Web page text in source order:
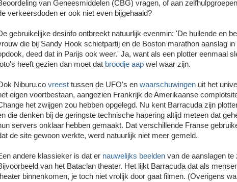
van Geneesmiddelen (CBG) vragen, of aan
verkeersdoden er ook niet even bijgehaald?
gebruikelijke desinfo ontbreekt natuurlijk evenmin: 'De huilende en
die bij Sandy Hook schietpartij en de Boston marathon aanslag in
deed dat in Parijs ook weer.' Ja, want als een plotter eenmaal
heeft gezien dan moet dat broodje aap wel waar zijn.
Niburu.co vreest tussen de UFO's en waarschuwingen uit het
eigen voortbestaan, aangezien Frankrijk de Amerikaanse
het zwijgen zou hebben opgelegd. Nu kent Barracuda zijn
die denken bij de geringste technische hapering altijd meteen dat
servers onklaar hebben gemaakt. Dat verschillende Franse
de site gewoon werkte, werd natuurlijk niet meer gemeld.
andere klassieker is dat er nauwelijks beelden van de aanslagen te
van het Bataclan theater. Het lijkt Barracuda dat als
binnenkomen, je toch niet vrolijk door gaat filmen. (Overigens